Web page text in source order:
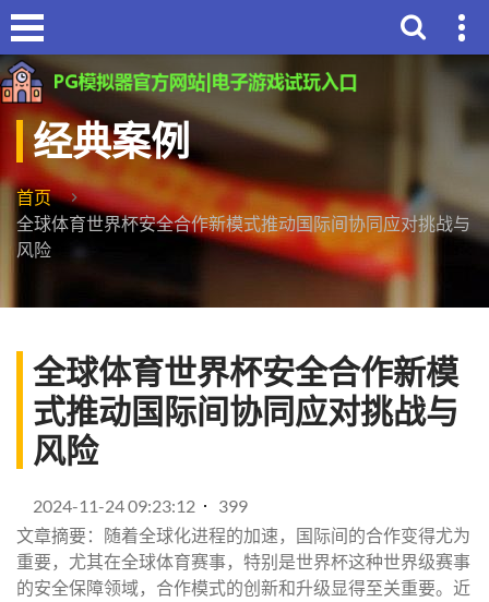
经典案例
首页
全球体育世界杯安全合作新模式推动国际间协同应对挑战与
风险
全球体育世界杯安全合作新模
式推动国际间协同应对挑战与
风险
2024-11-24 09:23:12
399
文章摘要：随着全球化进程的加速，国际间的合作变得尤为
重要，尤其在全球体育赛事，特别是世界杯这种世界级赛事
的安全保障领域，合作模式的创新和升级显得至关重要。近